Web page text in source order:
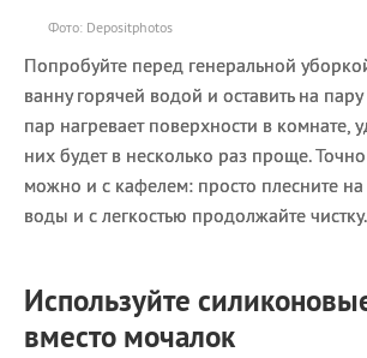
Фото: Depositphotos
Попробуйте перед генеральной
ванну горячей водой и оставить на
пар нагревает поверхности в комнате,
них будет в несколько раз проще.
можно и с кафелем: просто плесните на
воды и с легкостью продолжайте чистку.
Используйте
вместо мочалок